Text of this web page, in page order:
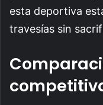
esta deportiva
travesías sin